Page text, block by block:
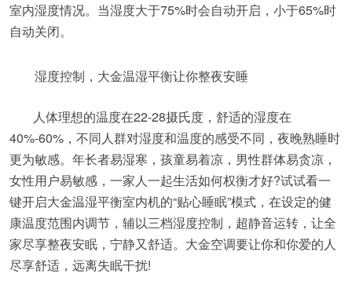
室内湿度情况。当湿度大于75%时会自动开启，小于65%时
自动关闭。
湿度控制，大金温湿平衡让你整夜安睡
人体理想的温度在22-28摄氏度，舒适的湿度在
40%-60%，不同人群对湿度和温度的感受不同，夜晚熟睡时
更为敏感。年长者易湿寒，孩童易着凉，男性群体易贪凉，
女性用户易敏感，一家人一起生活如何权衡才好?试试看一
键开启大金温湿平衡室内机的“贴心睡眠”模式，在设定的健
康温度范围内调节，辅以三档湿度控制，超静音运转，让全
家尽享整夜安眠，宁静又舒适。大金空调要让你和你爱的人
尽享舒适，远离失眠干扰!